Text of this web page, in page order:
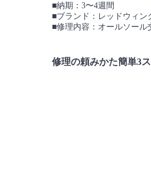
■納期：3〜4週間
■ブランド：レッドウィン
■修理内容：オールソー
修理の頼みかた簡単3